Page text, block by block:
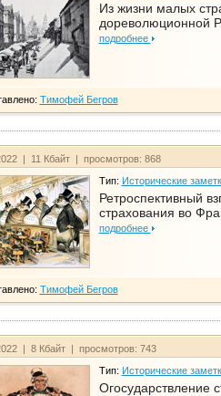
Из жизни малых
дореволюционной
подробнее
Тимофей Бегров
| 11 Кбайт | просмотров: 868
Тип: Исторические
Ретроспективный
страхования во
подробнее
Тимофей Бегров
| 8 Кбайт | просмотров: 743
Тип: Исторические
Огосударствление